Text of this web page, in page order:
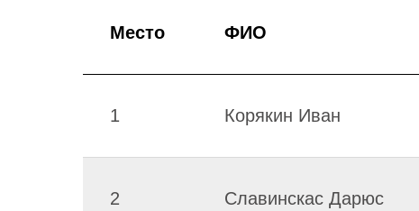
Место ФИО
1 Корякин Иван
2 Славинскас Дарюс